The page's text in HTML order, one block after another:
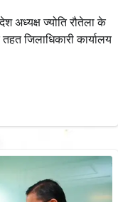
अध्यक्ष ज्योति रौतेला के
जिलाधिकारी कार्यालय